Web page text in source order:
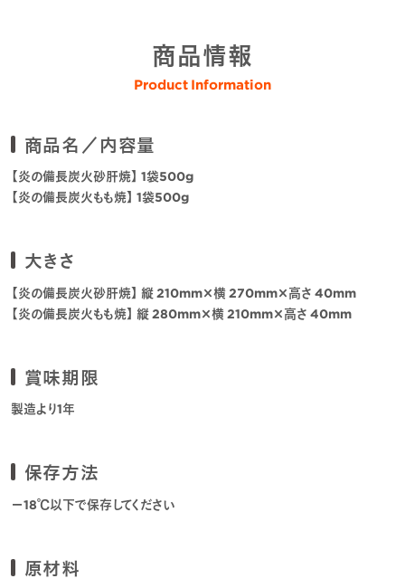
商品情報
Product Information
商品名／内容量
【炎の備長炭火砂肝焼】 1袋500g
【炎の備長炭火もも焼】 1袋500g
大きさ
【炎の備長炭火砂肝焼】 縦 210mm×横 270mm×高さ 40mm
【炎の備長炭火もも焼】 縦 280mm×横 210mm×高さ 40mm
賞味期限
製造より1年
保存方法
－18℃以下で保存してください
原材料